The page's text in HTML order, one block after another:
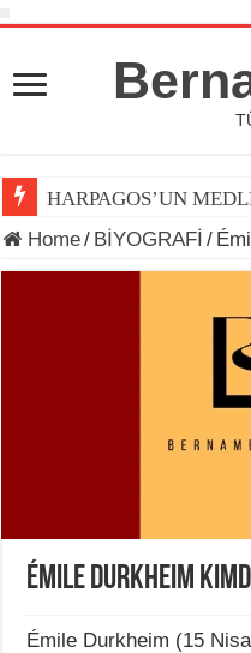
HARPAGOS’UN
Home/ BİYOGRAFİ /
Émile Durkheim
Émile Durkheim (15